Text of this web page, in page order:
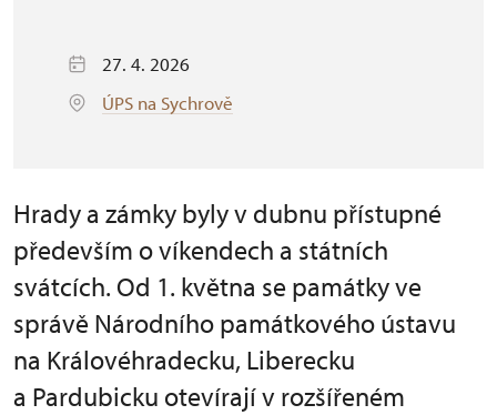
27. 4. 2026
ÚPS na Sychrově
Hrady a zámky byly v dubnu přístupné
především o víkendech a státních
svátcích. Od 1. května se památky ve
správě Národního památkového ústavu
na Královéhradecku, Liberecku
a Pardubicku otevírají v rozšířeném